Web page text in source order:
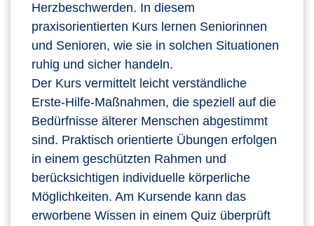
Herzbeschwerden. In diesem
praxisorientierten Kurs lernen Seniorinnen
und Senioren, wie sie in solchen Situationen
ruhig und sicher handeln.
Der Kurs vermittelt leicht verständliche
Erste‑Hilfe‑Maßnahmen, die speziell auf die
Bedürfnisse älterer Menschen abgestimmt
sind. Praktisch orientierte Übungen erfolgen
in einem geschützten Rahmen und
berücksichtigen individuelle körperliche
Möglichkeiten. Am Kursende kann das
erworbene Wissen in einem Quiz überprüft